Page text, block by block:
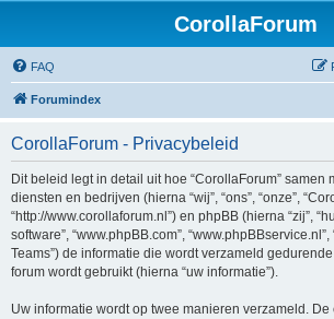
CorollaForum
FAQ
Forumindex
CorollaForum - Privacybeleid
Dit beleid legt in detail uit hoe “CorollaForum” samen
diensten en bedrijven (hierna “wij”, “ons”, “onze”,
“http://www.corollaforum.nl”) en phpBB (hierna “zij”,
software”, “www.phpBB.com”,
Teams”) de informatie die wordt verzameld
forum wordt gebruikt (hierna “uw informatie”).
Uw informatie wordt op twee manieren verzameld.